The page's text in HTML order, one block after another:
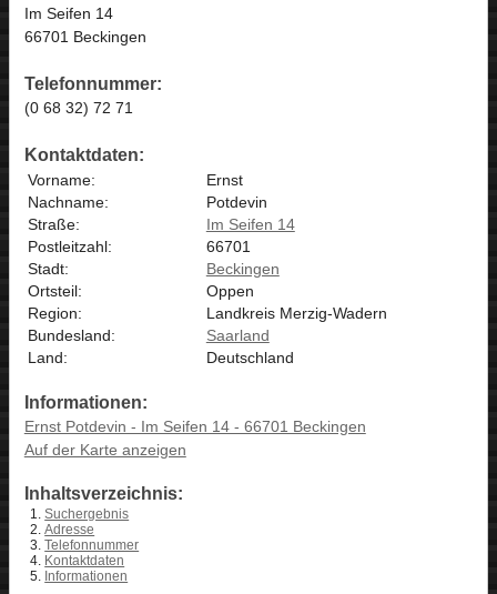
Im Seifen 14
66701 Beckingen
Telefonnummer:
(0 68 32) 72 71
Kontaktdaten:
Vorname:
Ernst
Nachname:
Potdevin
Straße:
Im Seifen 14
Postleitzahl:
66701
Stadt:
Beckingen
Ortsteil:
Oppen
Region:
Landkreis Merzig-Wadern
Bundesland:
Saarland
Land:
Deutschland
Informationen:
Ernst Potdevin - Im Seifen 14 - 66701 Beckingen
Auf der Karte anzeigen
Inhaltsverzeichnis:
Suchergebnis
Adresse
Telefonnummer
Kontaktdaten
Informationen